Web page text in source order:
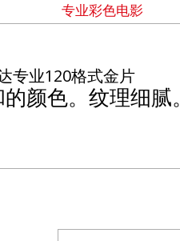
专业彩色电影
专业120格式金片
颜色。纹理细腻。